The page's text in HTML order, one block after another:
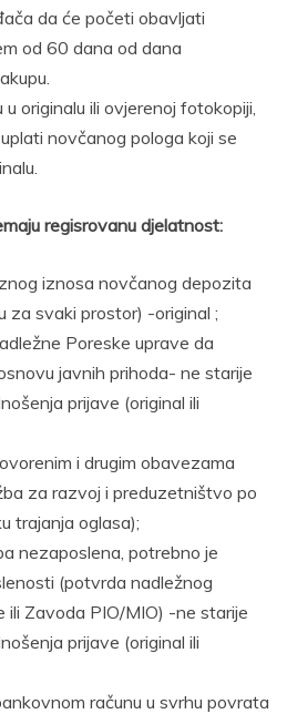
da će početi obavljati
od 60 dana od dana
originalu ili ovjerenoj fotokopiji,
novčanog pologa koji se
regisrovanu djelatnost:
iznosa novčanog depozita
za svaki prostor) -original ;
Poreske uprave da
javnih prihoda- ne starije
prijave (original ili
i drugim obavezama
za razvoj i preduzetništvo po
trajanja oglasa);
nezaposlena, potrebno je
(potvrda nadležnog
ili Zavoda PIO/MIO) -ne starije
prijave (original ili
računu u svrhu povrata